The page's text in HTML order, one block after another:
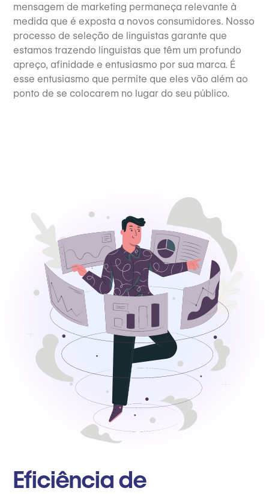
mensagem de marketing permaneça relevante à
medida que é exposta a novos consumidores. Nosso
processo de seleção de linguistas garante que
estamos trazendo linguistas que têm um profundo
apreço, afinidade e entusiasmo por sua marca. É
esse entusiasmo que permite que eles vão além ao
ponto de se colocarem no lugar do seu público.
Eficiência de